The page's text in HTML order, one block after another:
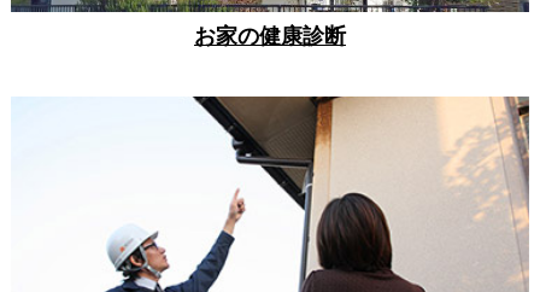
お家の健康診断